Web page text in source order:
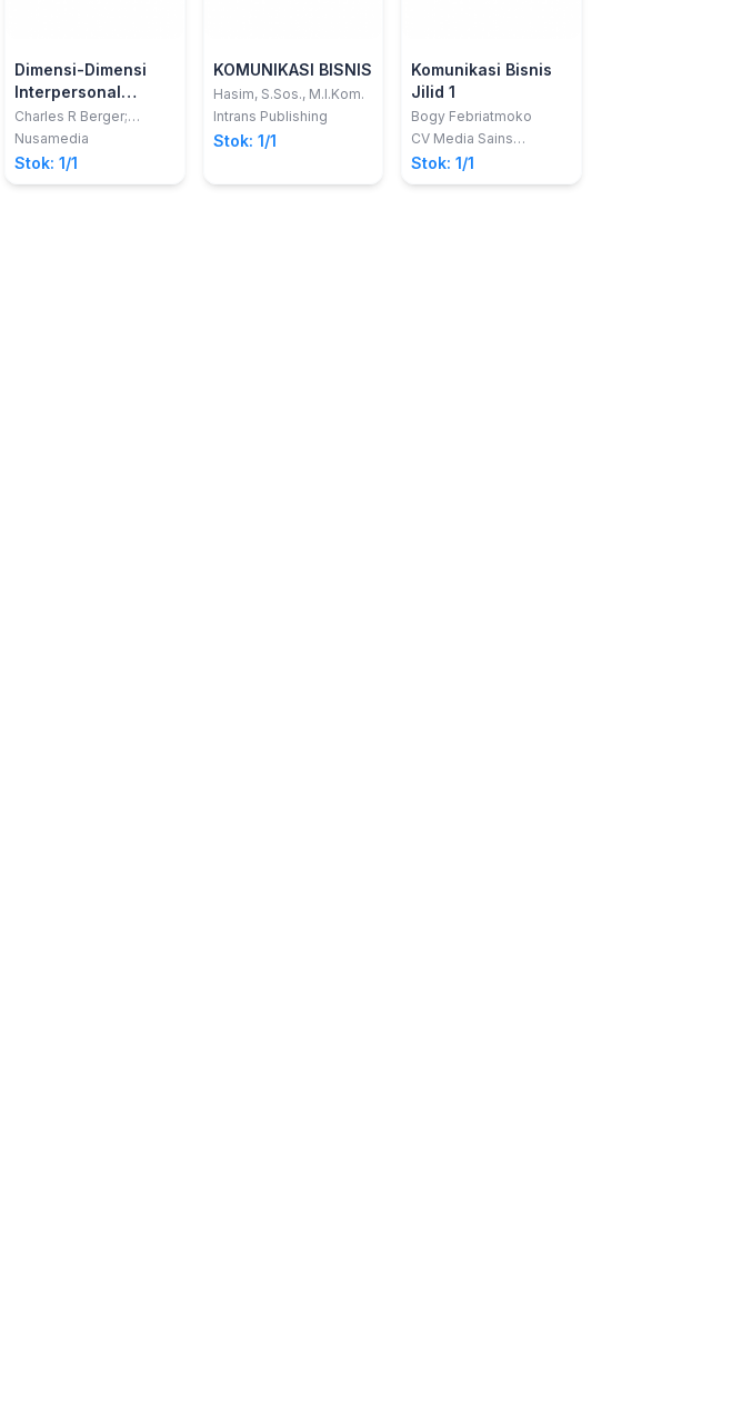
Dimensi-Dimensi
Interpersonal
Komunikasi
Kesehatan:
Handbook Ilmu
Komunikasi
Charles R Berger;
Michael E Roloff; David
Nusamedia
Stok: 1/1
KOMUNIKASI BISNIS
Hasim, S.Sos., M.I.Kom.
Intrans Publishing
Stok: 1/1
Komunikasi Bisnis
Jilid 1
Bogy Febriatmoko
CV Media Sains
Indonesia
Stok: 1/1